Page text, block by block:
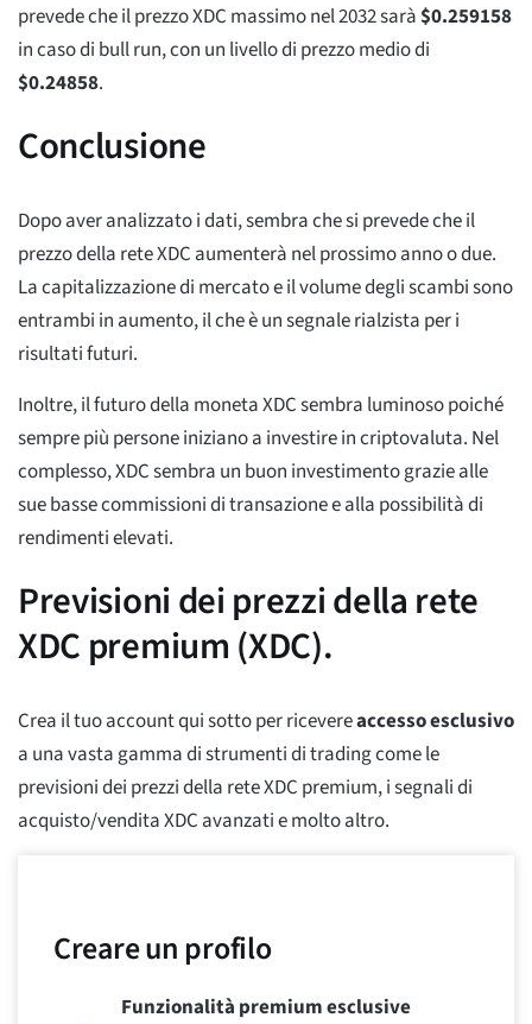
prevede che il prezzo XDC massimo nel 2032 sarà$0.259158
in caso di bull run, con un livello di prezzo medio di
$0.24858.
Conclusione
Dopo aver analizzato i dati, sembra che si prevede che il
prezzo della rete XDC aumenterà nel prossimo anno o due.
La capitalizzazione di mercato e il volume degli scambi sono
entrambi in aumento, il che è un segnale rialzista per i
risultati futuri.
Inoltre, il futuro della moneta XDC sembra luminoso poiché
sempre più persone iniziano a investire in criptovaluta. Nel
complesso, XDC sembra un buon investimento grazie alle
sue basse commissioni di transazione e alla possibilità di
rendimenti elevati.
Previsioni dei prezzi della rete
XDC premium (XDC).
Crea il tuo account qui sotto per ricevereaccesso esclusivo
a una vasta gamma di strumenti di trading come le
previsioni dei prezzi della rete XDC premium, i segnali di
acquisto/vendita XDC avanzati e molto altro.
Creare un profilo
Funzionalità premium esclusive